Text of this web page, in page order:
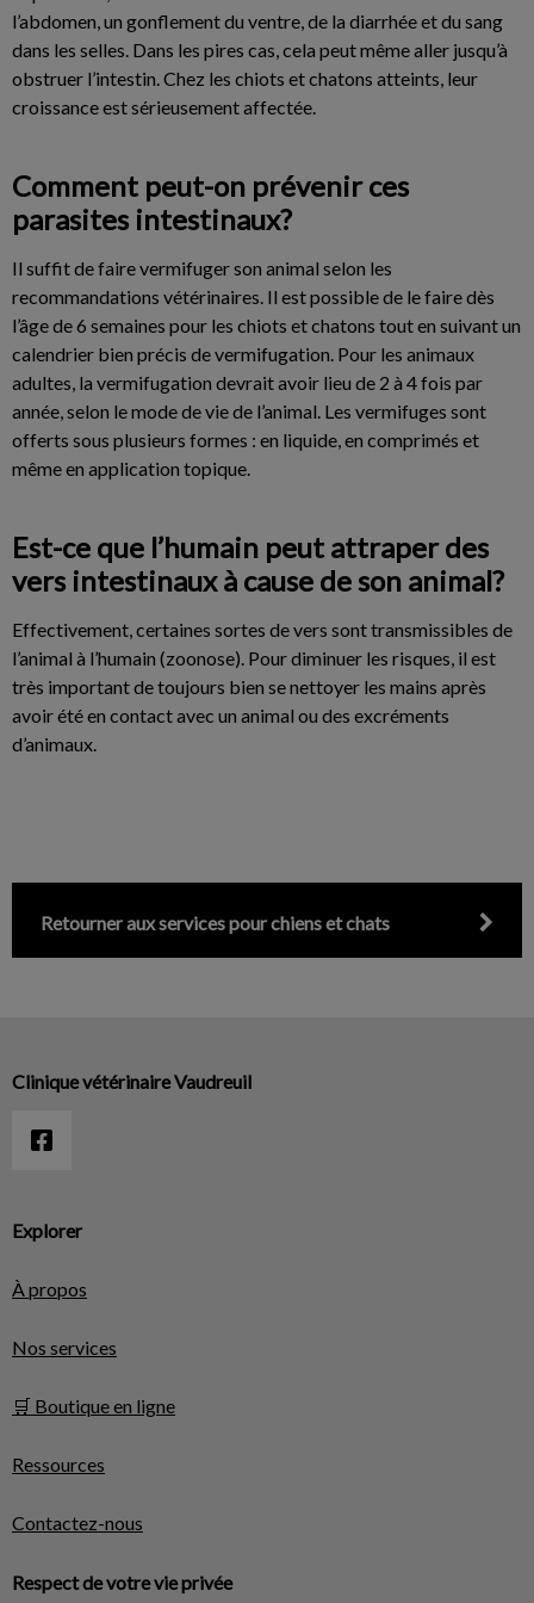
l’abdomen, un gonflement du ventre, de la diarrhée et du sang
dans les selles. Dans les pires cas, cela peut même aller jusqu’à
obstruer l’intestin. Chez les chiots et chatons atteints, leur
croissance est sérieusement affectée.
Comment peut-on prévenir ces
parasites intestinaux?
Il suffit de faire vermifuger son animal selon les
recommandations vétérinaires. Il est possible de le faire dès
l’âge de 6 semaines pour les chiots et chatons tout en suivant un
calendrier bien précis de vermifugation. Pour les animaux
adultes, la vermifugation devrait avoir lieu de 2 à 4 fois par
année, selon le mode de vie de l’animal. Les vermifuges sont
offerts sous plusieurs formes : en liquide, en comprimés et
même en application topique.
Est-ce que l’humain peut attraper des
vers intestinaux à cause de son animal?
Effectivement, certaines sortes de vers sont transmissibles de
l’animal à l’humain (zoonose). Pour diminuer les risques, il est
très important de toujours bien se nettoyer les mains après
avoir été en contact avec un animal ou des excréments
d’animaux.
Retourner aux services pour chiens et chats
Explorer
À propos
Nos services
🛒 Boutique en ligne
Ressources
Contactez-nous
Respect de votre vie privée
Clinique vétérinaire Vaudreuil